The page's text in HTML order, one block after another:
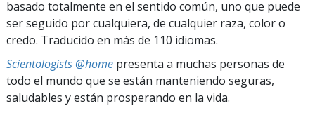
basado totalmente en el sentido común, uno que puede
ser seguido por cualquiera, de cualquier raza, color o
credo. Traducido en más de 110 idiomas.
Scientologists @home presenta a muchas personas de
todo el mundo que se están manteniendo seguras,
saludables y están prosperando en la vida.